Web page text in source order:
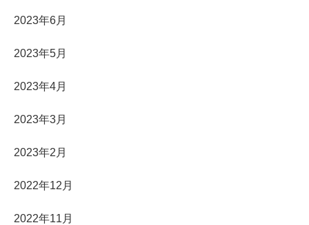
2023年6月
2023年5月
2023年4月
2023年3月
2023年2月
2022年12月
2022年11月